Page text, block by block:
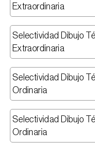
Extraordinaria
Selectividad Dibujo
Extraordinaria
Selectividad Dibujo
Ordinaria
Selectividad Dibujo
Ordinaria